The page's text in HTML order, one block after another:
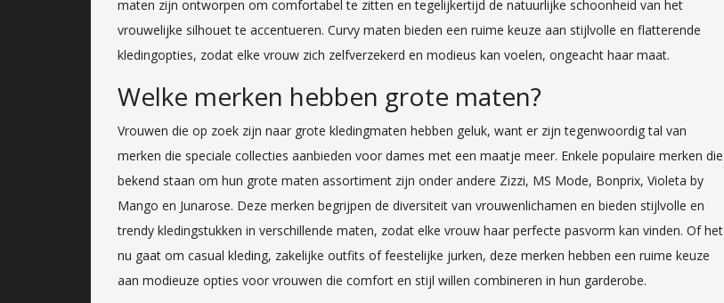
maten zijn ontworpen om comfortabel te zitten en tegelijkertijd de natuurlijke schoonheid van het
vrouwelijke silhouet te accentueren. Curvy maten bieden een ruime keuze aan stijlvolle en flatterende
kledingopties, zodat elke vrouw zich zelfverzekerd en modieus kan voelen, ongeacht haar maat.
Welke merken hebben grote maten?
Vrouwen die op zoek zijn naar grote kledingmaten hebben geluk, want er zijn tegenwoordig tal van
merken die speciale collecties aanbieden voor dames met een maatje meer. Enkele populaire merken die
bekend staan om hun grote maten assortiment zijn onder andere Zizzi, MS Mode, Bonprix, Violeta by
Mango en Junarose. Deze merken begrijpen de diversiteit van vrouwenlichamen en bieden stijlvolle en
trendy kledingstukken in verschillende maten, zodat elke vrouw haar perfecte pasvorm kan vinden. Of het
nu gaat om casual kleding, zakelijke outfits of feestelijke jurken, deze merken hebben een ruime keuze
aan modieuze opties voor vrouwen die comfort en stijl willen combineren in hun garderobe.